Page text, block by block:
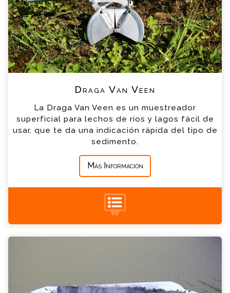
Draga Van Veen
La Draga Van Veen es un muestreador
superficial para lechos de ríos y lagos fácil de
usar, que te da una indicación rápida del tipo de
sedimento.
Más Información
Nombre
*
Email
*
Teléfono
*
Empresa
*
+34 935 900 007
de nuestro equipo contactara contigo en
breve